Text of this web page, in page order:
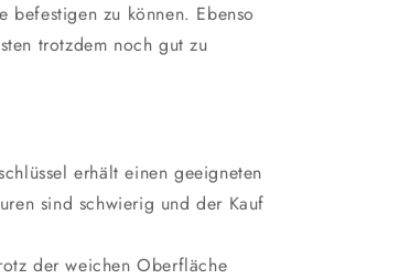
befestigen zu können. Ebenso
trotzdem noch gut zu
erhält einen geeigneten
sind schwierig und der Kauf
der weichen Oberfläche